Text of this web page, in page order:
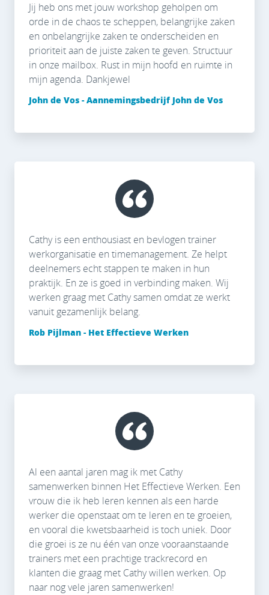
Jij heb ons met jouw workshop geholpen om
orde in de chaos te scheppen, belangrijke zaken
en onbelangrijke zaken te onderscheiden en
prioriteit aan de juiste zaken te geven. Structuur
in onze mailbox. Rust in mijn hoofd en ruimte in
mijn agenda. Dankjewel
John de Vos - Aannemingsbedrijf John de Vos
Cathy is een enthousiast en bevlogen trainer
werkorganisatie en timemanagement. Ze helpt
deelnemers echt stappen te maken in hun
praktijk. En ze is goed in verbinding maken. Wij
werken graag met Cathy samen omdat ze werkt
vanuit gezamenlijk belang.
Rob Pijlman - Het Effectieve Werken
Al een aantal jaren mag ik met Cathy
samenwerken binnen Het Effectieve Werken. Een
vrouw die ik heb leren kennen als een harde
werker die openstaat om te leren en te groeien,
en vooral die kwetsbaarheid is toch uniek. Door
die groei is ze nu één van onze vooraanstaande
trainers met een prachtige trackrecord en
klanten die graag met Cathy willen werken. Op
naar nog vele jaren samenwerken!